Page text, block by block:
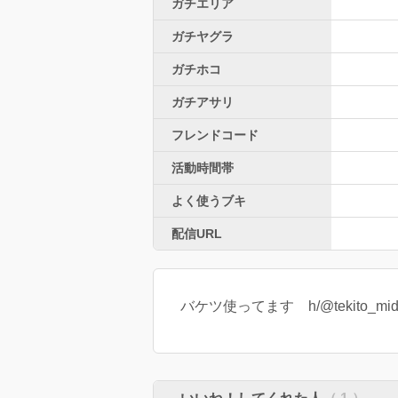
ガチエリア
ガチヤグラ
ガチホコ
ガチアサリ
フレンドコード
活動時間帯
よく使うブキ
配信URL
バケツ使ってます h/